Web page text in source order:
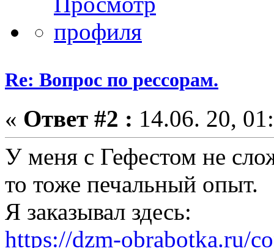
Re: Вопрос по рессорам.
« Ответ #2 : 14.06. 20,
У меня с Гефестом не
то тоже печальный опыт.
Я заказывал здесь:
https://dzm-obrabotka.ru/